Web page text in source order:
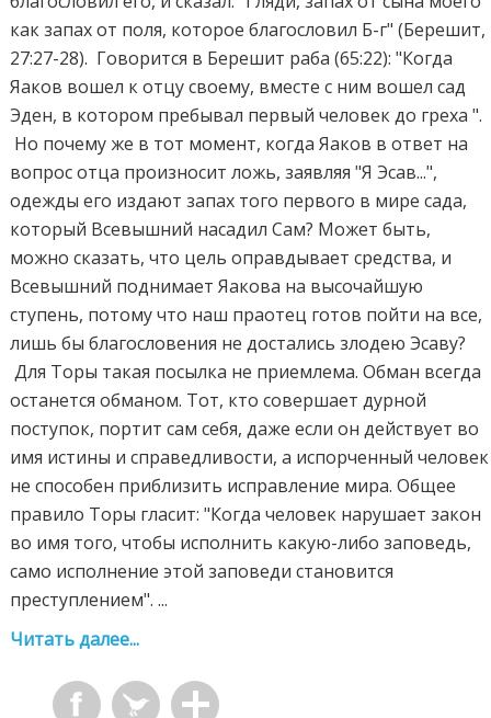
как запах от поля, которое благословил Б-г" (Берешит,
27:27-28). Говорится в Берешит раба (65:22): "Когда
Яаков вошел к отцу своему, вместе с ним вошел сад
Эден, в котором пребывал первый человек до греха ".
Но почему же в тот момент, когда Яаков в ответ на
вопрос отца произносит ложь, заявляя "Я Эсав...",
одежды его издают запах того первого в мире сада,
который Всевышний насадил Сам? Может быть,
можно сказать, что цель оправдывает средства, и
Всевышний поднимает Яакова на высочайшую
ступень, потому что наш праотец готов пойти на все,
лишь бы благословения не достались злодею Эсаву?
Для Торы такая посылка не приемлема. Обман всегда
останется обманом. Тот, кто совершает дурной
поступок, портит сам себя, даже если он действует во
имя истины и справедливости, а испорченный человек
не способен приблизить исправление мира. Общее
правило Торы гласит: "Когда человек нарушает закон
во имя того, чтобы исполнить какую-либо заповедь,
само исполнение этой заповеди становится
преступлением". ...
Читать далее...